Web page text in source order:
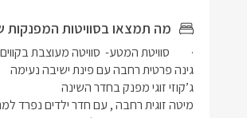
מה תמצאו בסוויטות המפנקות